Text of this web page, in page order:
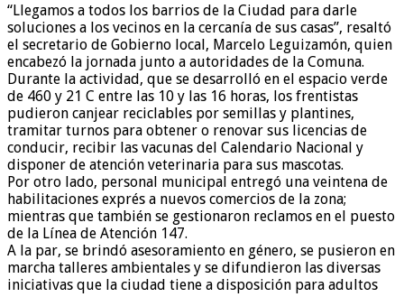
“Llegamos a todos los barrios de la Ciudad para darle
soluciones a los vecinos en la cercanía de sus casas”, resaltó
el secretario de Gobierno local, Marcelo Leguizamón, quien
encabezó la jornada junto a autoridades de la Comuna.
Durante la actividad, que se desarrolló en el espacio verde
de 460 y 21 C entre las 10 y las 16 horas, los frentistas
pudieron canjear reciclables por semillas y plantines,
tramitar turnos para obtener o renovar sus licencias de
conducir, recibir las vacunas del Calendario Nacional y
disponer de atención veterinaria para sus mascotas.
Por otro lado, personal municipal entregó una veintena de
habilitaciones exprés a nuevos comercios de la zona;
mientras que también se gestionaron reclamos en el puesto
de la Línea de Atención 147.
A la par, se brindó asesoramiento en género, se pusieron en
marcha talleres ambientales y se difundieron las diversas
iniciativas que la ciudad tiene a disposición para adultos